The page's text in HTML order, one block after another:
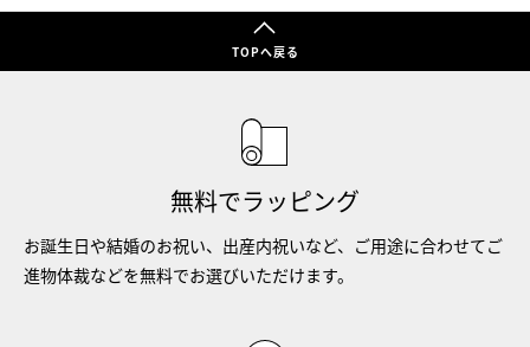
TOPへ戻る
無料でラッピング
お誕生日や結婚のお祝い、出産内祝いなど、ご用途に合わせてご
進物体裁などを無料でお選びいただけます。